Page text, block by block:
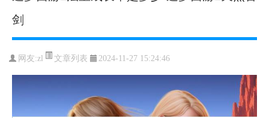
剑
网友:zl 文章列表 2024-11-27 15:24:46